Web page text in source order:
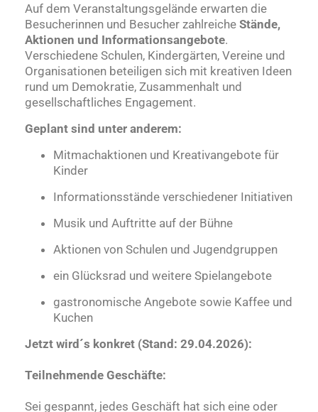
Auf dem Veranstaltungsgelände erwarten die
Besucherinnen und Besucher zahlreiche Stände,
Aktionen und Informationsangebote.
Verschiedene Schulen, Kindergärten, Vereine und
Organisationen beteiligen sich mit kreativen Ideen
rund um Demokratie, Zusammenhalt und
gesellschaftliches Engagement.
Geplant sind unter anderem:
Mitmachaktionen und Kreativangebote für
Kinder
Informationsstände verschiedener Initiativen
Musik und Auftritte auf der Bühne
Aktionen von Schulen und Jugendgruppen
ein Glücksrad und weitere Spielangebote
gastronomische Angebote sowie Kaffee und
Kuchen
Jetzt wird´s konkret (Stand: 29.04.2026):
Teilnehmende Geschäfte:
Sei gespannt, jedes Geschäft hat sich eine oder